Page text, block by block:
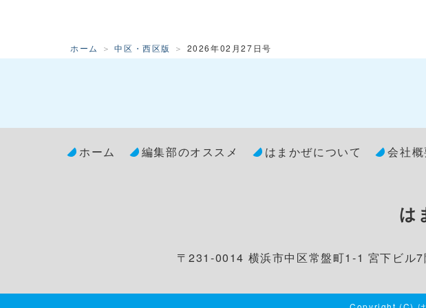
ホーム 中区・西区版 2026年02月27日号
ホーム 編集部のオススメ はまかぜについて 会社概
は
〒231-0014 横浜市中区常盤町1-1 宮下ビ